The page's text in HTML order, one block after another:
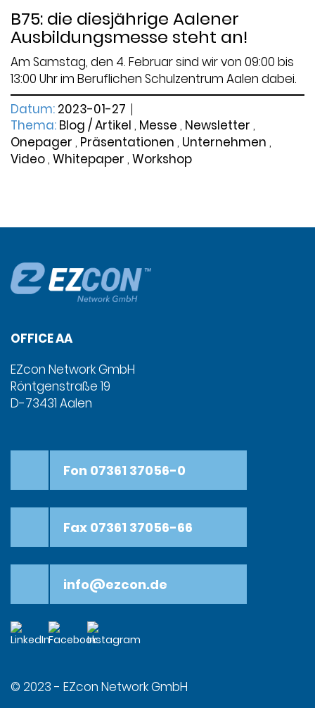
B75: die diesjährige Aalener
Ausbildungsmesse steht an!
Am Samstag, den 4. Februar sind wir von 09:00 bis
13:00 Uhr im Beruflichen Schulzentrum Aalen dabei.
Datum: 2023-01-27
Thema: Blog / Artikel , Messe , Newsletter ,
Onepager , Präsentationen , Unternehmen ,
Video, Whitepaper , Workshop
OFFICE AA
EZcon Network GmbH
Röntgenstraße 19
D-73431 Aalen
Fon 07361 37056-0
Fax 07361 37056-66
info@ezcon.de
© 2023 - EZcon Network GmbH